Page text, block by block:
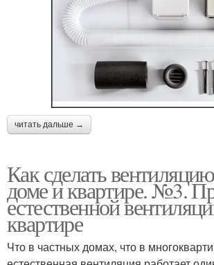
читать дальше →
Как сделать
доме и квартире. №3.
естественной
квартире
Что в частных домах, что в